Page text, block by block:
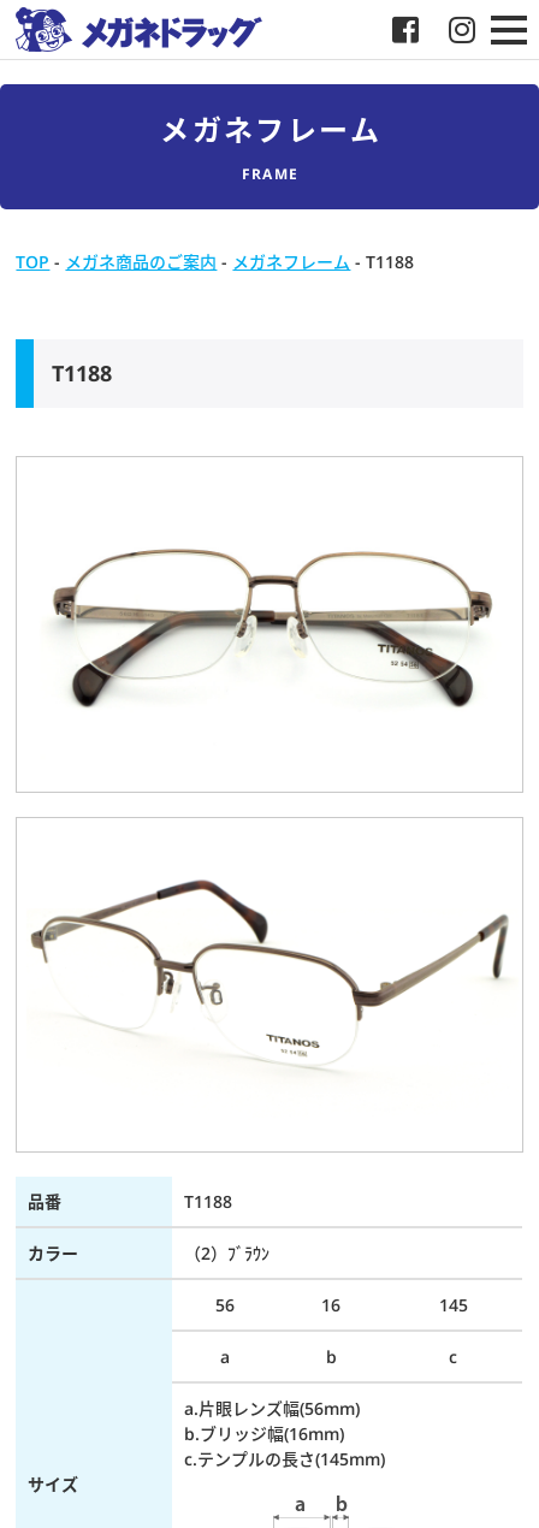
メガネドラッグについて
スタッフブログ
メガネフレーム
FRAME
TOP - メガネ商品のご案内 - メガネフレーム -T1188
T1188
品番 T1188
カラー （2）ﾌﾞﾗｳﾝ
サイズ
56 16 145
a b c
a.片眼レンズ幅(56mm)
b.ブリッジ幅(16mm)
c.テンプルの長さ(145mm)